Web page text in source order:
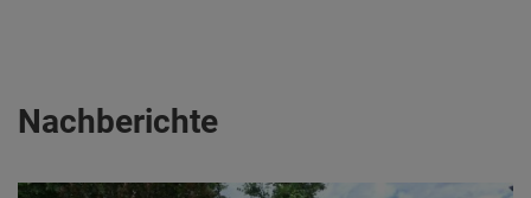
Nachberichte